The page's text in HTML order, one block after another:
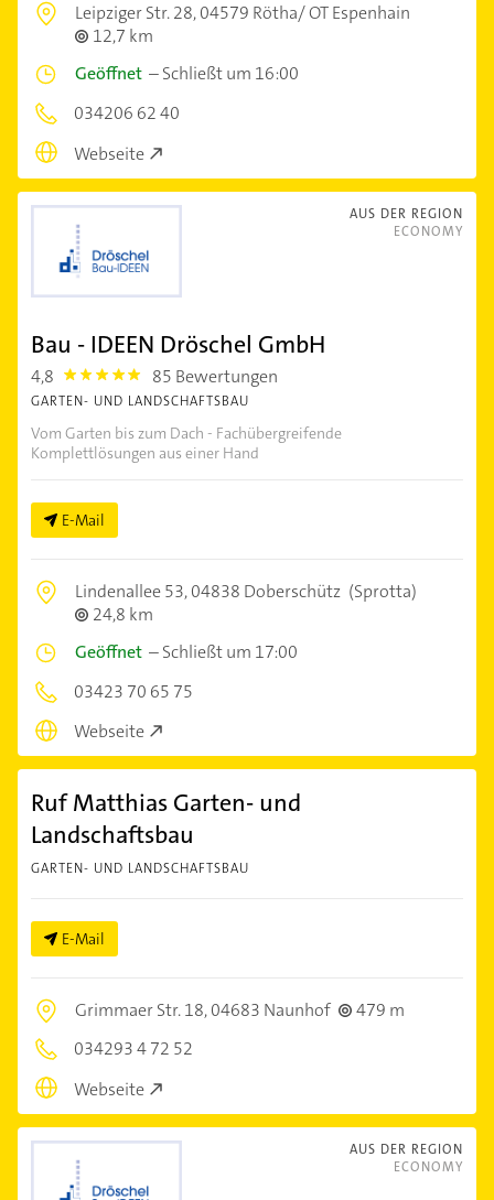
Leipziger Str. 28,04579 Rötha/ OT Espenhain
12,7 km
Geöffnet –Schließt um 16:00
034206 62 40
Webseite
AUS DER REGION
ECONOMY
Bau - IDEEN Dröschel GmbH
4,8 4.8 85 Bewertungen
GARTEN- UND LANDSCHAFTSBAU
Vom Garten bis zum Dach - Fachübergreifende
Komplettlösungen aus einer Hand
E-Mail
Lindenallee 53,04838 Doberschütz (Sprotta)
24,8 km
Geöffnet –Schließt um 17:00
03423 70 65 75
Webseite
Ruf Matthias Garten- und
Landschaftsbau
GARTEN- UND LANDSCHAFTSBAU
E-Mail
Grimmaer Str. 18,04683 Naunhof
479 m
034293 4 72 52
Webseite
AUS DER REGION
ECONOMY